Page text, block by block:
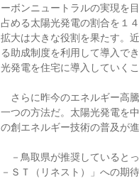
ーボンニュートラルの実現を
占める太陽光発電の割合を１
拡大は大きな役割を果たす。
る助成制度を利用して導入で
光発電を住宅に導入していく
さらに昨今のエネルギー高
一つの方法だ。太陽光発電を
の創エネルギー技術の普及が
－鳥取県が推奨していると
－ＳＴ（リネスト）」への期待